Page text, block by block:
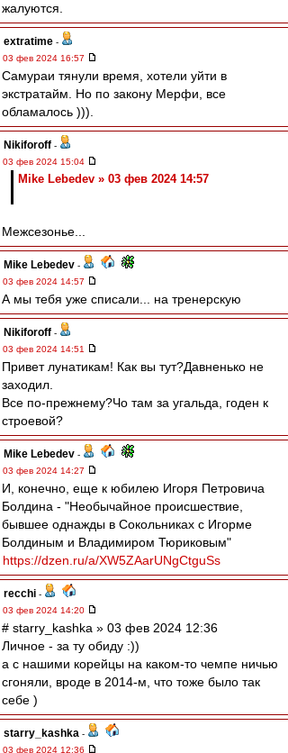
жалуются.
extratime -
03 фев 2024 16:57
Самураи тянули время, хотели уйти в
экстратайм. Но по закону Мерфи, все
обламалось ))).
Nikiforoff -
03 фев 2024 15:04
Mike Lebedev » 03 фев 2024 14:57
Межсезонье...
Mike Lebedev -
03 фев 2024 14:57
А мы тебя уже списали... на тренерскую
Nikiforoff -
03 фев 2024 14:51
Привет лунатикам! Как вы тут?Давненько не
заходил.
Все по-прежнему?Чо там за угальда, годен к
строевой?
Mike Lebedev -
03 фев 2024 14:27
И, конечно, еще к юбилею Игоря Петровича
Болдина - "Необычайное происшествие,
бывшее однажды в Сокольниках с Игорме
Болдиным и Владимиром Тюриковым"
https://dzen.ru/a/XW5ZAarUNgCtguSs
recchi -
03 фев 2024 14:20
# starry_kashka » 03 фев 2024 12:36
Личное - за ту обиду :))
а с нашими корейцы на каком-то чемпе ничью
сгоняли, вроде в 2014-м, что тоже было так
себе )
starry_kashka -
03 фев 2024 12:36